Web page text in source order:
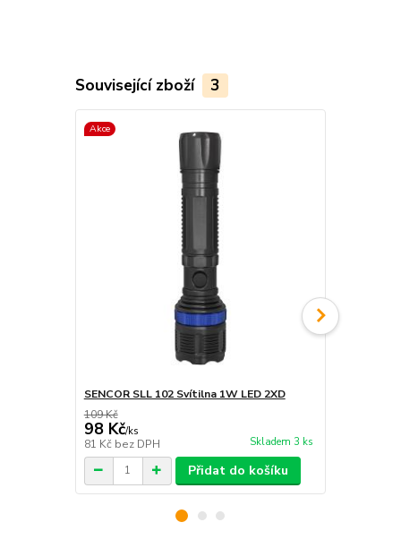
Související zboží 3
Akce
SENCOR SLL 102 Svítilna 1W LED 2XD
109 Kč
98 Kč/ks
81 Kč bez DPH Skladem 3 ks
Přidat do košíku